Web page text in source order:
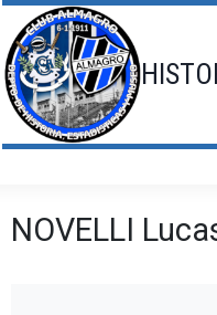
Saltar
al
contenido
NOVELLI